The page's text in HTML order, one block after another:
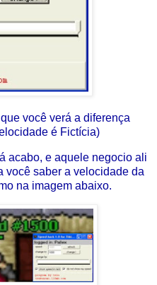
você verá a diferença
é Fictícia)
acabo, e aquele negocio ali
você saber a velocidade da
na imagem abaixo.